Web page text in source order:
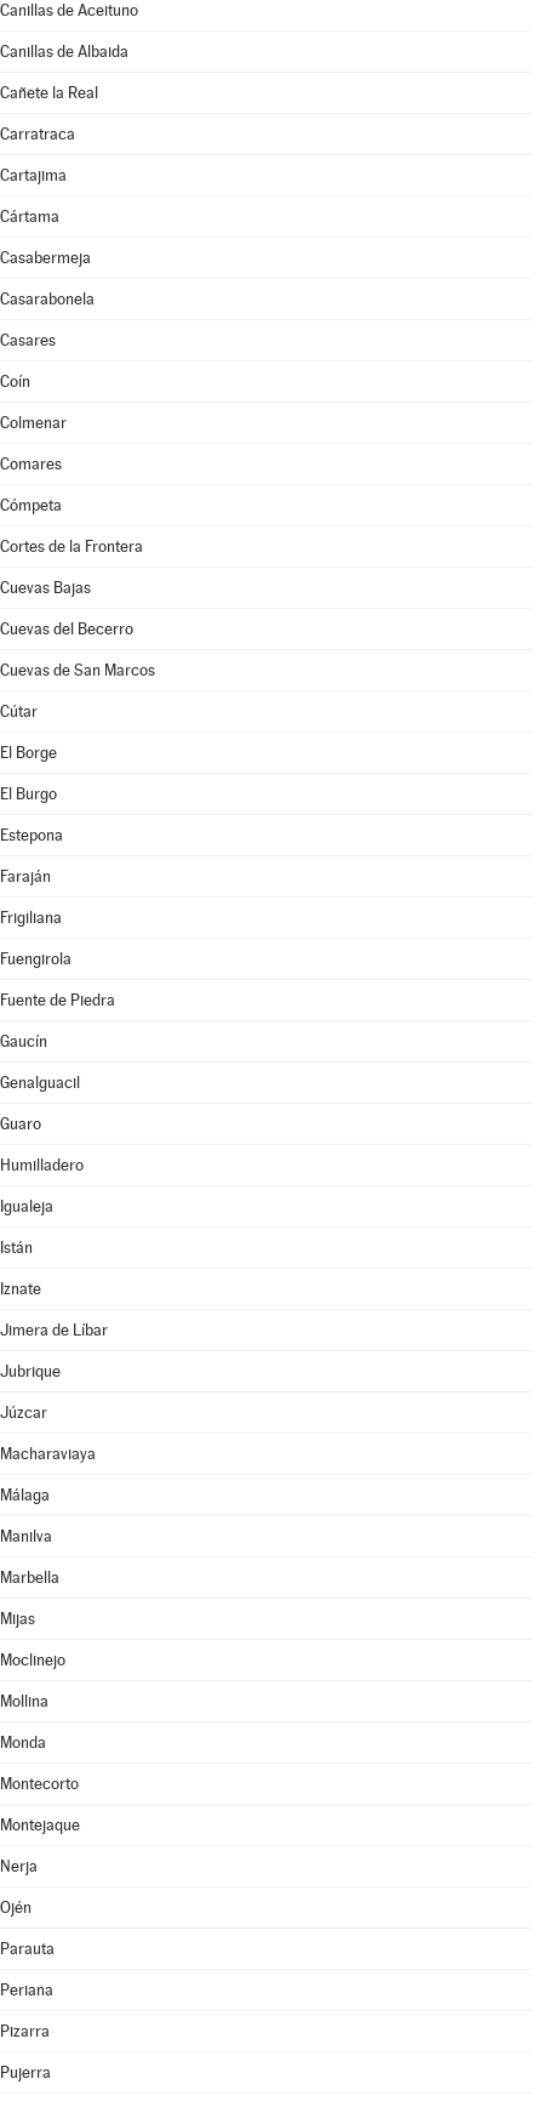
Canillas de Aceituno
Canillas de Albaida
Cañete la Real
Carratraca
Cartajima
Cártama
Casabermeja
Casarabonela
Casares
Coín
Colmenar
Comares
Cómpeta
Cortes de la Frontera
Cuevas Bajas
Cuevas del Becerro
Cuevas de San Marcos
Cútar
El Borge
El Burgo
Estepona
Faraján
Frigiliana
Fuengirola
Fuente de Piedra
Gaucín
Genalguacil
Guaro
Humilladero
Igualeja
Istán
Iznate
Jimera de Líbar
Jubrique
Júzcar
Macharaviaya
Málaga
Manilva
Marbella
Mijas
Moclinejo
Mollina
Monda
Montecorto
Montejaque
Nerja
Ojén
Parauta
Periana
Pizarra
Pujerra